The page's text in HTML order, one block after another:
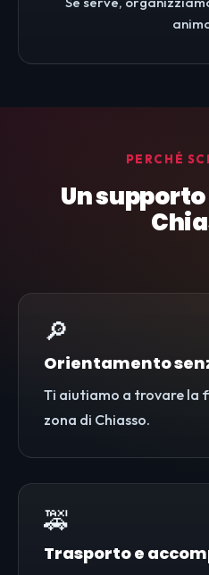
PERCHÉ
Un
🔎
Orientamento
Ti aiutiamo a trovare la
zona di Chiasso.
🚕
Trasporto e